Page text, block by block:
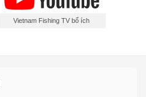
Vietnam Fishing TV bổ ích